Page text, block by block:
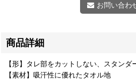
お問い合わ
商品詳細
【形】タレ部をカットしない、スタンダ
【素材】吸汗性に優れたタオル地